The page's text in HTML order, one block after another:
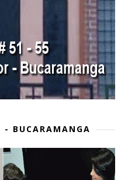
- BUCARAMANGA